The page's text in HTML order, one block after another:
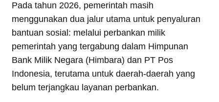
Pada tahun 2026, pemerintah masih
menggunakan dua jalur utama untuk penyaluran
bantuan sosial: melalui perbankan milik
pemerintah yang tergabung dalam Himpunan
Bank Milik Negara (Himbara) dan PT Pos
Indonesia, terutama untuk daerah-daerah yang
belum terjangkau layanan perbankan.